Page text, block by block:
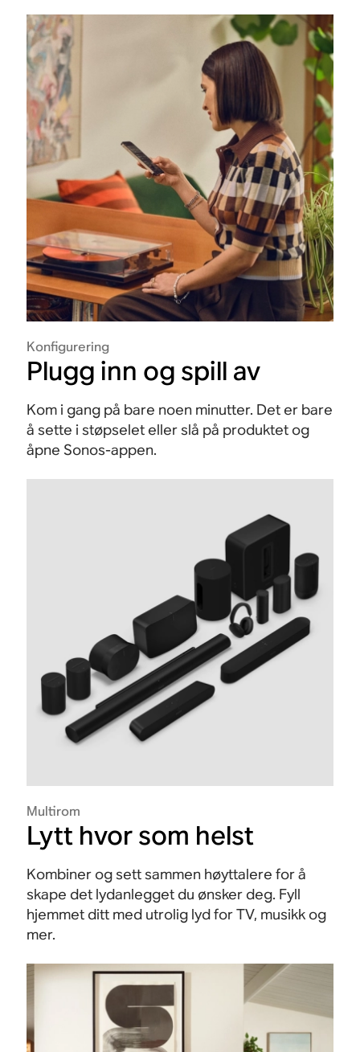
Konfigurering
Plugg inn og spill av
Kom i gang på bare noen minutter. Det er bare
å sette i støpselet eller slå på produktet og
åpne Sonos-appen.
Multirom
Lytt hvor som helst
Kombiner og sett sammen høyttalere for å
skape det lydanlegget du ønsker deg. Fyll
hjemmet ditt med utrolig lyd for TV, musikk og
mer.